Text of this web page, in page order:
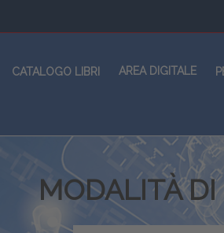
CATALOGO LIBRI AREA DIGITALE
MODALITÀ